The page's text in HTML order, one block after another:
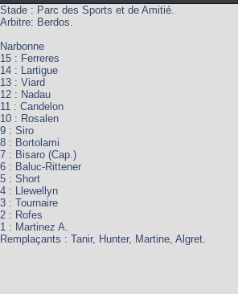
Stade : Parc des Sports et de Amitié.
Arbitre: Berdos.
Narbonne
15 : Ferreres
14 : Lartigue
13 : Viard
12 : Nadau
11 : Candelon
10 : Rosalen
9 : Siro
8 : Bortolami
7 : Bisaro (Cap.)
6 : Baluc-Rittener
5 : Short
4 : Llewellyn
3 : Tournaire
2 : Rofes
1 : Martinez A.
Remplaçants : Tanir, Hunter, Martine, Algret.